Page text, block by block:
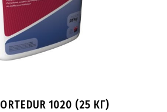
1020 (25 КГ)